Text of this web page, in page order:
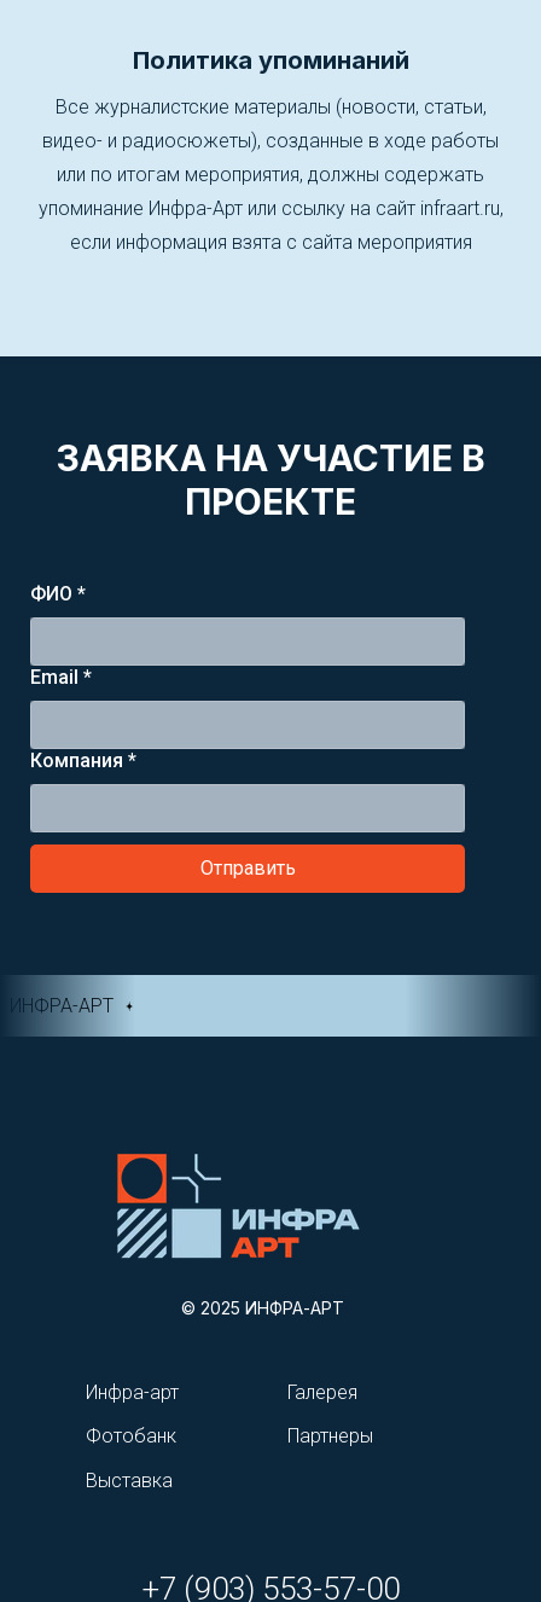
Политика упоминаний
Все журналистские материалы (новости, статьи,
видео- и радиосюжеты), созданные в ходе работы
или по итогам мероприятия, должны содержать
упоминание Инфра-Арт или ссылку на сайт infraart.ru,
если информация взята с сайта мероприятия
ИНФРА-АРТ
ЗАЯВКА НА УЧАСТИЕ В
ПРОЕКТЕ
ФИО *
Email *
Компания *
Отправить
+7 (903) 553-57-00
Галерея
Партнеры
Инфра-арт
Фотобанк
Выставка
© 2025 ИНФРА-АРТ